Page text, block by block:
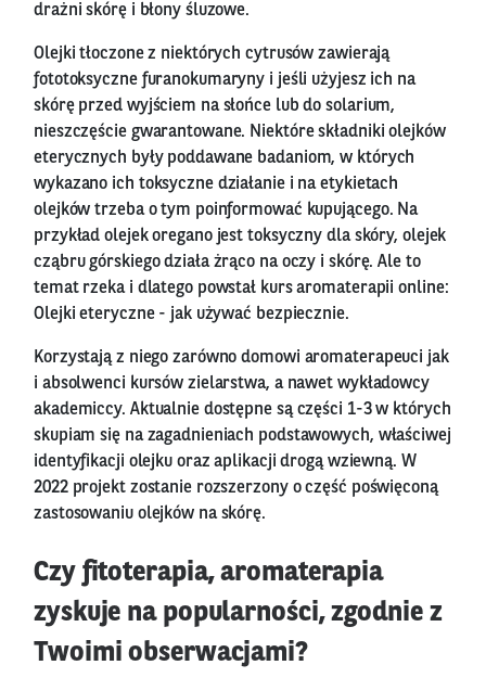
drażni skórę i błony śluzowe.
Olejki tłoczone z niektórych cytrusów zawierają
fototoksyczne furanokumaryny i jeśli użyjesz ich na
skórę przed wyjściem na słońce lub do solarium,
nieszczęście gwarantowane. Niektóre składniki olejków
eterycznych były poddawane badaniom, w których
wykazano ich toksyczne działanie i na etykietach
olejków trzeba o tym poinformować kupującego. Na
przykład olejek oregano jest toksyczny dla skóry, olejek
cząbru górskiego działa żrąco na oczy i skórę. Ale to
temat rzeka i dlatego powstał kurs aromaterapii online:
Olejki eteryczne - jak używać bezpiecznie.
Korzystają z niego zarówno domowi aromaterapeuci jak
i absolwenci kursów zielarstwa, a nawet wykładowcy
akademiccy. Aktualnie dostępne są części 1-3 w których
skupiam się na zagadnieniach podstawowych, właściwej
identyfikacji olejku oraz aplikacji drogą wziewną. W
2022 projekt zostanie rozszerzony o część poświęconą
zastosowaniu olejków na skórę.
Czy fitoterapia, aromaterapia
zyskuje na popularności, zgodnie z
Twoimi obserwacjami?